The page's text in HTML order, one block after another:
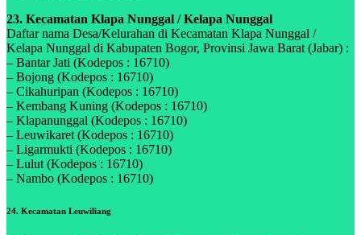
23. Kecamatan Klapa Nunggal / Kelapa Nunggal
Daftar nama Desa/Kelurahan di Kecamatan Klapa Nunggal /
Kelapa Nunggal di Kabupaten Bogor, Provinsi Jawa Barat (Jabar) :
– Bantar Jati (Kodepos : 16710)
– Bojong (Kodepos : 16710)
– Cikahuripan (Kodepos : 16710)
– Kembang Kuning (Kodepos : 16710)
– Klapanunggal (Kodepos : 16710)
– Leuwikaret (Kodepos : 16710)
– Ligarmukti (Kodepos : 16710)
– Lulut (Kodepos : 16710)
– Nambo (Kodepos : 16710)
24. Kecamatan Leuwiliang